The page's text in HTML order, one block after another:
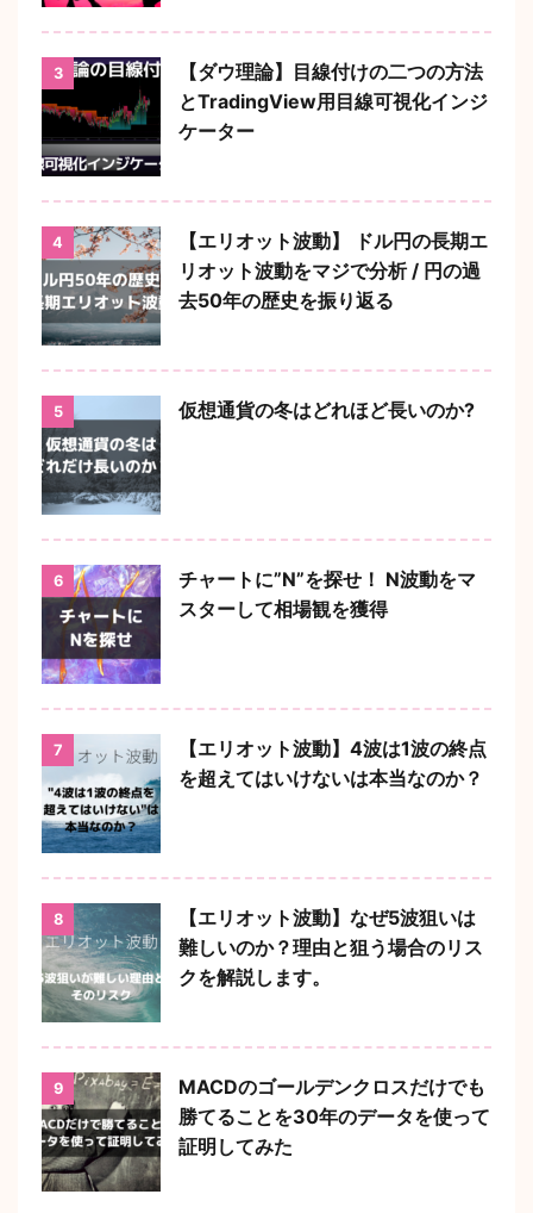
3
【ダウ理論】目線付けの二つの方法
とTradingView用目線可視化インジ
ケーター
4
【エリオット波動】 ドル円の長期エ
リオット波動をマジで分析 / 円の過
去50年の歴史を振り返る
5 仮想通貨の冬はどれほど長いのか?
6
チャートに”N”を探せ！ N波動をマ
スターして相場観を獲得
7
【エリオット波動】4波は1波の終点
を超えてはいけないは本当なのか？
8
【エリオット波動】なぜ5波狙いは
難しいのか？理由と狙う場合のリス
クを解説します。
9
MACDのゴールデンクロスだけでも
勝てることを30年のデータを使って
証明してみた